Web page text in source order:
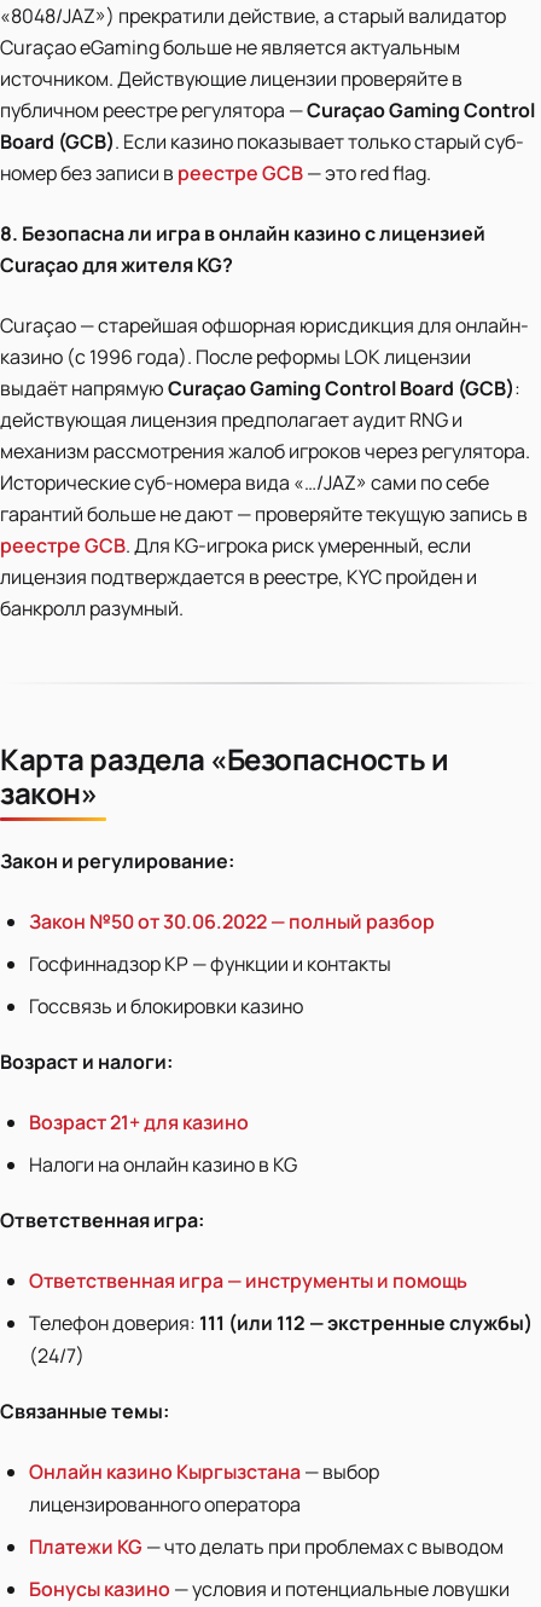
«8048/JAZ») прекратили действие, а старый валидатор
Curaçao eGaming больше не является актуальным
источником. Действующие лицензии проверяйте в
публичном реестре регулятора —Curaçao Gaming Control
Board (GCB). Если казино показывает только старый суб-
номер без записи в реестре GCB— это red flag.
8. Безопасна ли игра в онлайн казино с лицензией
Curaçao для жителя KG?
Curaçao — старейшая офшорная юрисдикция для онлайн-
казино (с 1996 года). После реформы LOK лицензии
выдаёт напрямуюCuraçao Gaming Control Board (GCB):
действующая лицензия предполагает аудит RNG и
механизм рассмотрения жалоб игроков через регулятора.
Исторические суб-номера вида «…/JAZ» сами по себе
гарантий больше не дают — проверяйте текущую запись в
реестре GCB. Для KG-игрока риск умеренный, если
лицензия подтверждается в реестре, KYC пройден и
банкролл разумный.
Карта раздела «Безопасность и
закон»
Закон и регулирование:
Закон №50 от 30.06.2022 — полный разбор
Госфиннадзор КР — функции и контакты
Госсвязь и блокировки казино
Возраст и налоги:
Возраст 21+ для казино
Налоги на онлайн казино в KG
Ответственная игра:
Ответственная игра — инструменты и помощь
Телефон доверия: 111 (или 112 — экстренные службы)
(24/7)
Связанные темы:
Онлайн казино Кыргызстана— выбор
лицензированного оператора
Платежи KG — что делать при проблемах с выводом
Бонусы казино — условия и потенциальные ловушки